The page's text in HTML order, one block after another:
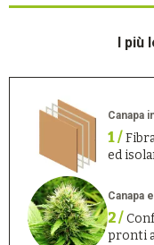
I più
Canapa
1 /
ed
Canapa
2 /
pronti